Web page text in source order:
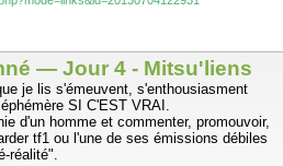
— Jour 4 - Mitsu'liens
je lis s'émeuvent, s'enthousiasment
SI C'EST VRAI.
d'un homme et commenter, promouvoir,
tf1 ou l'une de ses émissions débiles
réalité".